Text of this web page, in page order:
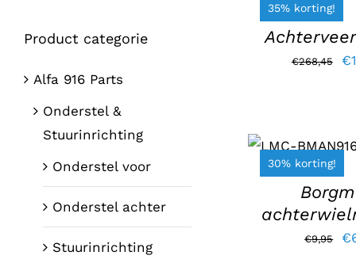
35% korting!
WINKELWAGEN
/
DETAILS
€268,45 €
30% korting!
AAN
WINKELWAGEN
/
DETAILS
€9,95 €
Product categorie
Alfa 916 Parts
Onderstel &
Stuurinrichting
Onderstel voor
Onderstel achter
Stuurinrichting